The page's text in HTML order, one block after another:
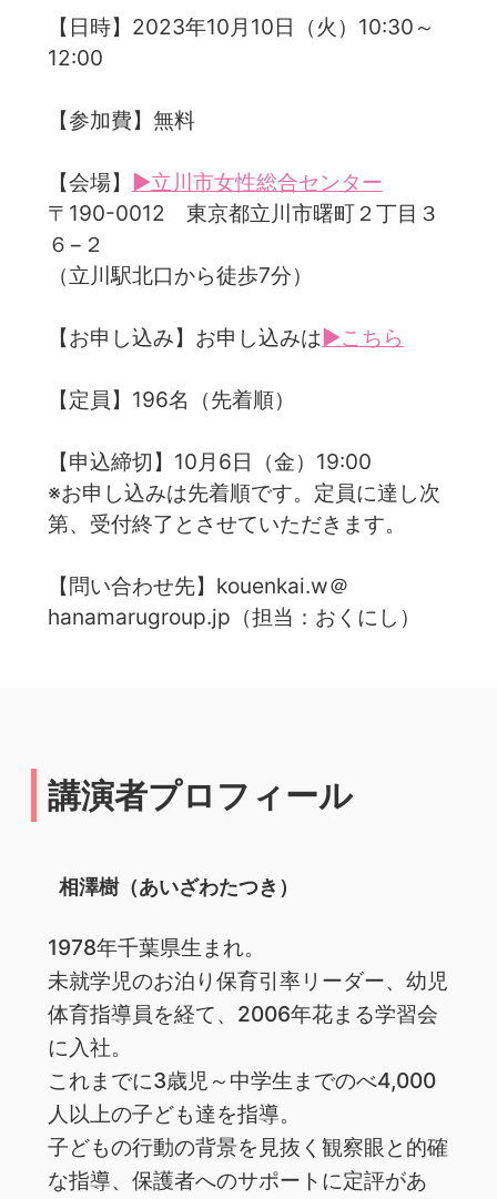
【日時】2023年10月10日（火）10:30～
12:00
【参加費】無料
【会場】 ▶立川市女性総合センター
〒190-0012 東京都立川市曙町２丁目３
６−２
（立川駅北口から徒歩7分）
【お申し込み】お申し込みは▶こちら
【定員】196名（先着順）
【申込締切】10月6日（金）19:00
※お申し込みは先着順です。定員に達し次
第、受付終了とさせていただきます。
【問い合わせ先】kouenkai.w＠
hanamarugroup.jp（担当：おくにし）
講演者プロフィール
相澤樹（あいざわたつき）
1978年千葉県生まれ。
未就学児のお泊り保育引率リーダー、幼児
体育指導員を経て、2006年花まる学習会
に入社。
これまでに3歳児～中学生までのべ4,000
人以上の子ども達を指導。
子どもの行動の背景を見抜く観察眼と的確
な指導、保護者へのサポートに定評があ